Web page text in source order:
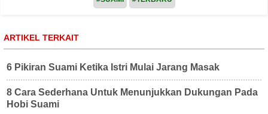
ARTIKEL TERKAIT
6 Pikiran Suami Ketika Istri Mulai Jarang Masak
8 Cara Sederhana Untuk Menunjukkan Dukungan Pada
Hobi Suami